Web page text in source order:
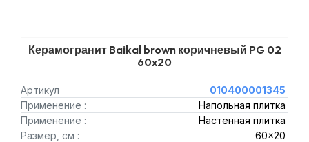
Керамогранит Baikal brown коричневый PG 02
60x20
Артикул
010400001345
Применение :
Напольная плитка
Применение :
Настенная плитка
Размер, см :
60x20